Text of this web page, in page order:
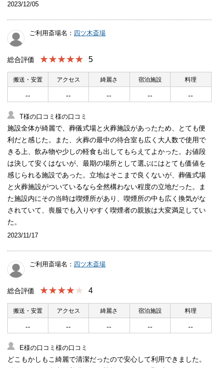
2023/12/05
ご利用斎場名： 四ツ木斎場
総合評価 ★★★★★ 5
搬送・安置
--
アクセス
--
綺麗さ
--
宿泊施設
--
料理
--
T様の口コミ様の口コミ
施設全体が綺麗で、葬儀式場と火葬施設があったため、とても便
利だと感じた。また、火葬の最中の待合室も広く大人数で使用で
きる上、飲み物や少しの軽食も出してもらえてよかった。お値段
は決して安くはないが、最期の場所として選ぶにはとても価値を
感じられる施設であった。立地はそこまで良くないが、葬儀式場
と火葬施設がついているなら全然構わない程度の立地だった。ま
た施設内にその当時は喫煙所があり、喫煙所の中も広く換気がな
されていて、喪服でも入りやすく喫煙者の親族は大変満足してい
た。
2023/11/17
ご利用斎場名： 四ツ木斎場
総合評価 ★★★★ 4
搬送・安置
--
アクセス
--
綺麗さ
--
宿泊施設
--
料理
--
E様の口コミ様の口コミ
どこもかしもこ綺麗で清潔だったので安心して利用できました。